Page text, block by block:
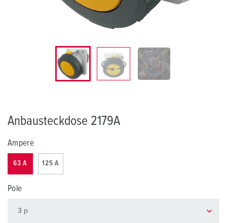
Anbausteckdose 2179A
Ampere
63 A 125 A
Pole